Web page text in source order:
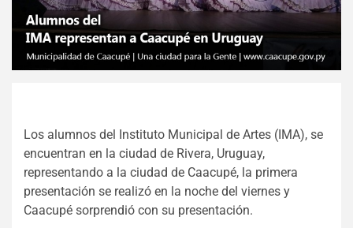
Los alumnos del Instituto Municipal de Artes (IMA), se
encuentran en la ciudad de Rivera, Uruguay,
representando a la ciudad de Caacupé, la primera
presentación se realizó en la noche del viernes y
Caacupé sorprendió con su presentación.